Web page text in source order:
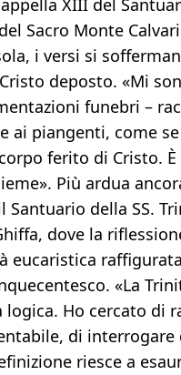
XIII del
Sacro Monte
i versi si
deposto. «Mi
funebri –
ai piangenti, come
ferito di Cristo.
Più ardua
Santuario della SS.
dove la
eucaristica
«La
logica. Ho cercato di
di interrogare
riesce a